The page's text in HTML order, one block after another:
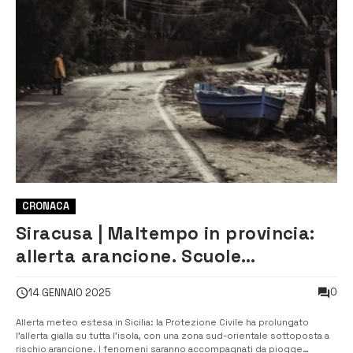
CRONACA
Siracusa | Maltempo in provincia:
allerta arancione. Scuole
14 GENNAIO 2025 0
Allerta meteo estesa in Sicilia: la Protezione Civile ha prolungato
l’allerta gialla su tutta l’isola, con una zona sud-orientale sottoposta a
rischio arancione. I fenomeni saranno accompagnati da piogge